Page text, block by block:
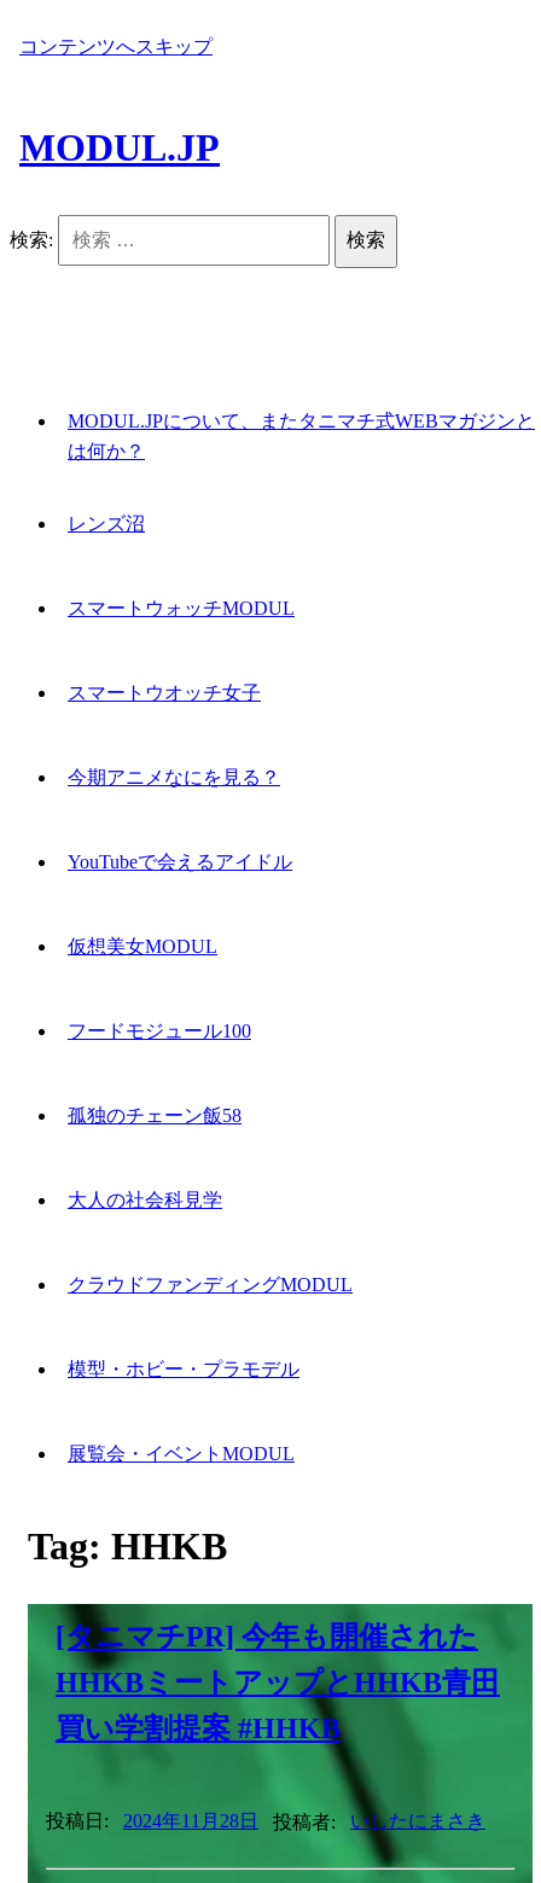
コンテンツへスキップ
MODUL.JP
検索:
MODUL.JPについて、またタニマチ式WEBマガジンと
は何か？
レンズ沼
スマートウォッチMODUL
スマートウオッチ女子
今期アニメなにを見る？
YouTubeで会えるアイドル
仮想美女MODUL
フードモジュール100
孤独のチェーン飯58
大人の社会科見学
クラウドファンディングMODUL
模型・ホビー・プラモデル
展覧会・イベントMODUL
Tag: HHKB
[タニマチPR] 今年も開催された
HHKBミートアップとHHKB青田
買い学割提案 #HHKB
投稿日: 2024年11月28日 投稿者: いしたにまさき